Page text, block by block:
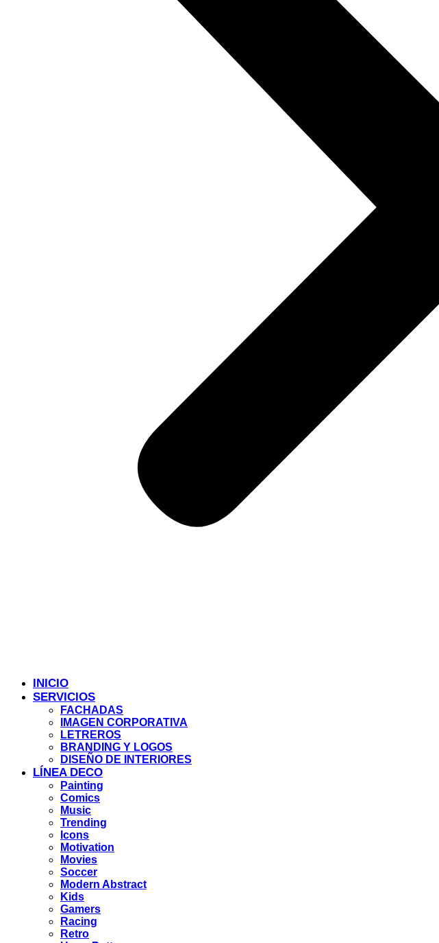
INICIO
SERVICIOS
FACHADAS
IMAGEN CORPORATIVA
LETREROS
BRANDING Y LOGOS
DISEÑO DE INTERIORES
LÍNEA DECO
Painting
Comics
Music
Trending
Icons
Motivation
Movies
Soccer
Modern Abstract
Kids
Gamers
Racing
Retro